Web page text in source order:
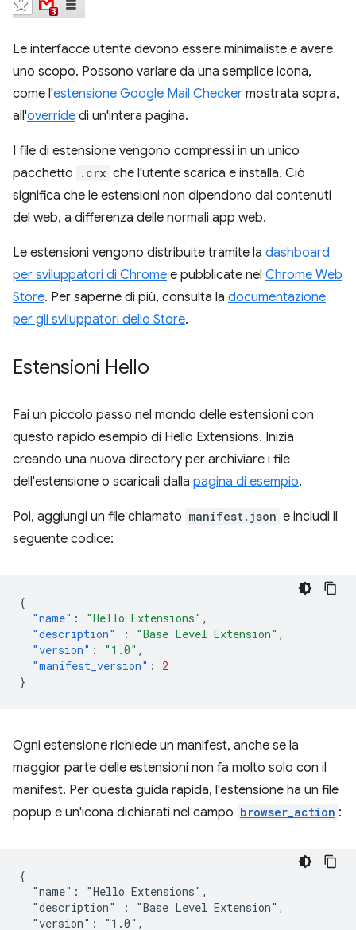
Le interfacce utente devono essere minimaliste e avere
uno scopo. Possono variare da una semplice icona,
come l'estensione Google Mail Checker mostrata sopra,
all'override di un'intera pagina.
I file di estensione vengono compressi in un unico
pacchetto
.crx che l'utente scarica e installa. Ciò
significa che le estensioni non dipendono dai contenuti
del web, a differenza delle normali app web.
Le estensioni vengono distribuite tramite la dashboard
per sviluppatori di Chrome e pubblicate nel Chrome Web
Store. Per saperne di più, consulta la documentazione
per gli sviluppatori dello Store.
Estensioni Hello
Fai un piccolo passo nel mondo delle estensioni con
questo rapido esempio di Hello Extensions. Inizia
creando una nuova directory per archiviare i file
dell'estensione o scaricali dalla pagina di esempio.
Poi, aggiungi un file chiamato manifest.json e includi il
seguente codice:
{
"name" : "Hello Extensions" ,
"description"
: "Base Level Extension" ,
"version" : "1.0" ,
"manifest_version" :
2
}
Ogni estensione richiede un manifest, anche se la
maggior parte delle estensioni non fa molto solo con il
manifest. Per questa guida rapida, l'estensione ha un file
popup e un'icona dichiarati nel campo browser_action :
{
  "name": "Hello Extensions",
  "description" : "Base Level Extension",
  "version": "1.0",